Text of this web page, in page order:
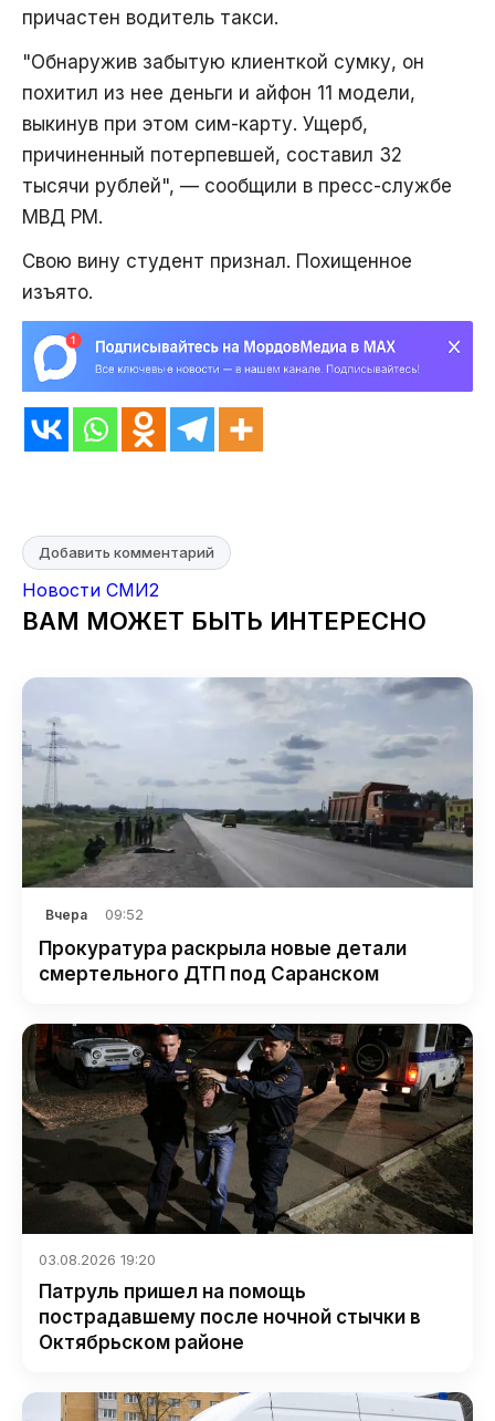
причастен водитель такси.
"Обнаружив забытую клиенткой сумку, он
похитил из нее деньги и айфон 11 модели,
выкинув при этом сим-карту. Ущерб,
причиненный потерпевшей, составил 32
тысячи рублей", — сообщили в пресс-службе
МВД РМ.
Свою вину студент признал. Похищенное
изъято.
Добавить комментарий
Новости СМИ2
ВАМ МОЖЕТ БЫТЬ ИНТЕРЕСНО
Вчера 09:52
Прокуратура раскрыла новые детали
смертельного ДТП под Саранском
03.08.2026 19:20
Патруль пришел на помощь
пострадавшему после ночной стычки в
Октябрьском районе